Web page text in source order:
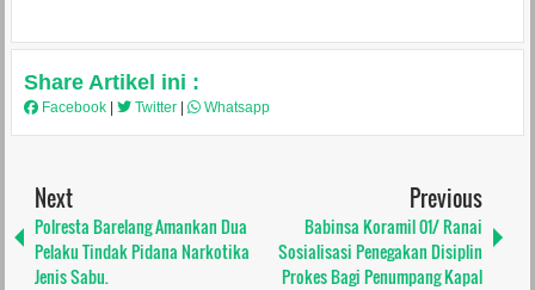
Share Artikel ini :
Facebook Twitter Whatsapp
Next
Polresta Barelang Amankan Dua
Pelaku Tindak Pidana Narkotika
Jenis Sabu.
Previous
Babinsa Koramil 01/ Ranai
Sosialisasi Penegakan Disiplin
Prokes Bagi Penumpang Kapal